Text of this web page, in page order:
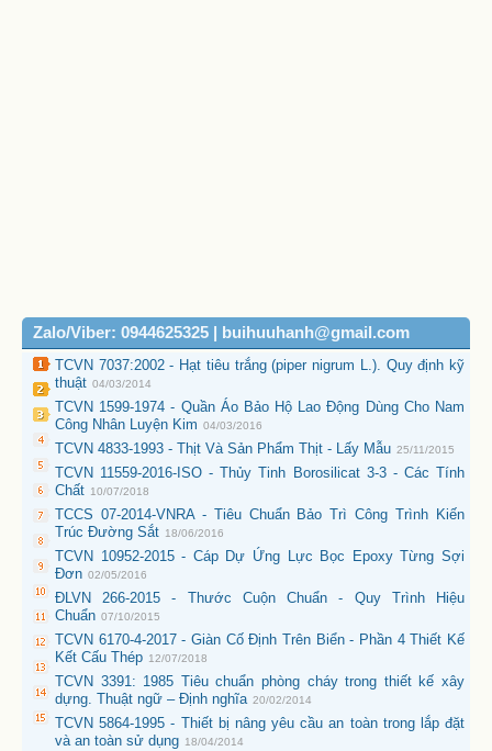
Zalo/Viber: 0944625325 | buihuuhanh@gmail.com
TCVN 7037:2002 - Hạt tiêu trắng (piper nigrum L.). Quy định kỹ
thuật 04/03/2014
TCVN 1599-1974 - Quần Áo Bảo Hộ Lao Động Dùng Cho Nam
Công Nhân Luyện Kim 04/03/2016
TCVN 4833-1993 - Thịt Và Sản Phẩm Thịt - Lấy Mẫu 25/11/2015
TCVN 11559-2016-ISO - Thủy Tinh Borosilicat 3-3 - Các Tính
Chất 10/07/2018
TCCS 07-2014-VNRA - Tiêu Chuẩn Bảo Trì Công Trình Kiến
Trúc Đường Sắt 18/06/2016
TCVN 10952-2015 - Cáp Dự Ứng Lực Bọc Epoxy Từng Sợi
Đơn 02/05/2016
ĐLVN 266-2015 - Thước Cuộn Chuẩn - Quy Trình Hiệu
Chuẩn 07/10/2015
TCVN 6170-4-2017 - Giàn Cố Định Trên Biển - Phần 4 Thiết Kế
Kết Cấu Thép 12/07/2018
TCVN 3391: 1985 Tiêu chuẩn phòng cháy trong thiết kế xây
dựng. Thuật ngữ – Định nghĩa 20/02/2014
TCVN 5864-1995 - Thiết bị nâng yêu cầu an toàn trong lắp đặt
và an toàn sử dụng 18/04/2014